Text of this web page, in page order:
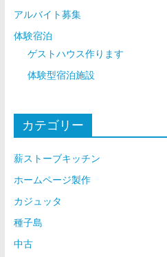
アルバイト募集
体験宿泊
ゲストハウス作ります
体験型宿泊施設
カテゴリー
薪ストーブキッチン
ホームページ製作
カジュッタ
種子島
中古